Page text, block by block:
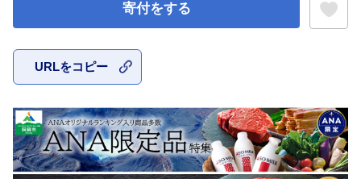
寄付をする
URLをコピー